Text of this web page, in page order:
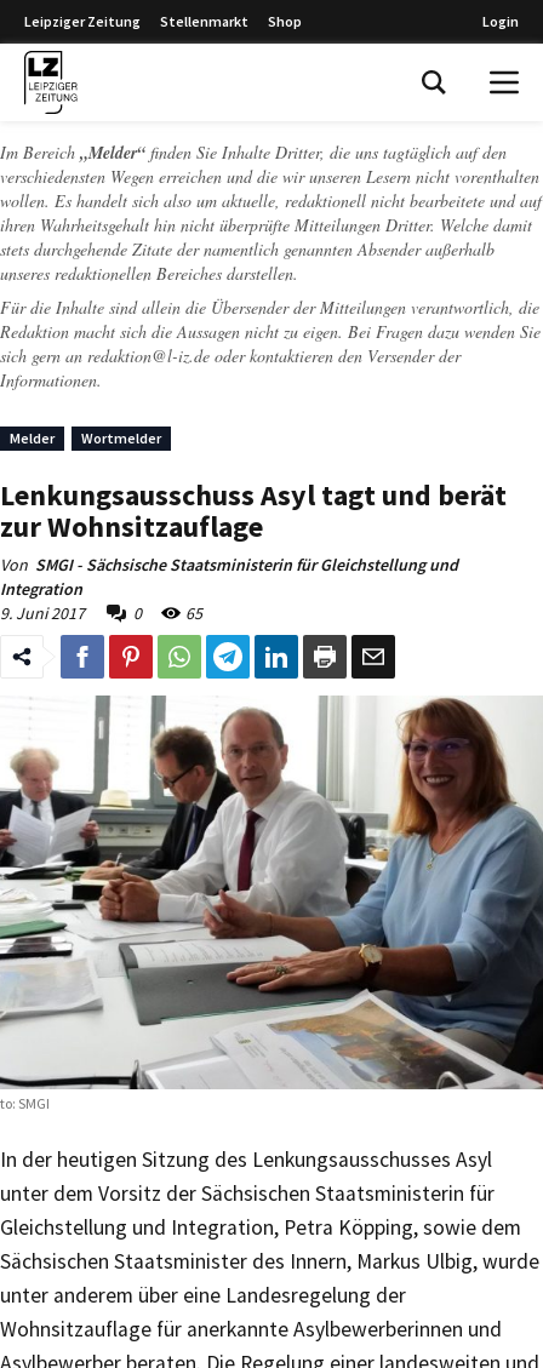
Leipziger Zeitung Stellenmarkt Shop Login
Im Bereich „Melder“ finden Sie Inhalte Dritter, die uns tagtäglich auf den
verschiedensten Wegen erreichen und die wir unseren Lesern nicht vorenthalten
wollen. Es handelt sich also um aktuelle, redaktionell nicht bearbeitete und auf
ihren Wahrheitsgehalt hin nicht überprüfte Mitteilungen Dritter. Welche damit
stets durchgehende Zitate der namentlich genannten Absender außerhalb
unseres redaktionellen Bereiches darstellen.
Für die Inhalte sind allein die Übersender der Mitteilungen verantwortlich, die
Redaktion macht sich die Aussagen nicht zu eigen. Bei Fragen dazu wenden Sie
sich gern an redaktion@l-iz.de oder kontaktieren den Versender der
Informationen.
Melder Wortmelder
Lenkungsausschuss Asyl tagt und berät
zur Wohnsitzauflage
Von SMGI - Sächsische Staatsministerin für Gleichstellung und
Integration
9. Juni 2017
0 65
SMGI
In der heutigen Sitzung des Lenkungsausschusses Asyl
unter dem Vorsitz der Sächsischen Staatsministerin für
Gleichstellung und Integration, Petra Köpping, sowie dem
Sächsischen Staatsminister des Innern, Markus Ulbig, wurde
unter anderem über eine Landesregelung der
Wohnsitzauflage für anerkannte Asylbewerberinnen und